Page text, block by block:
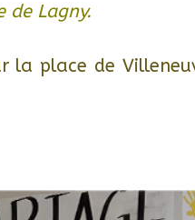
de Lagny.
la place de